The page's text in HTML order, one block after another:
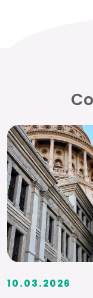
10.03.2026